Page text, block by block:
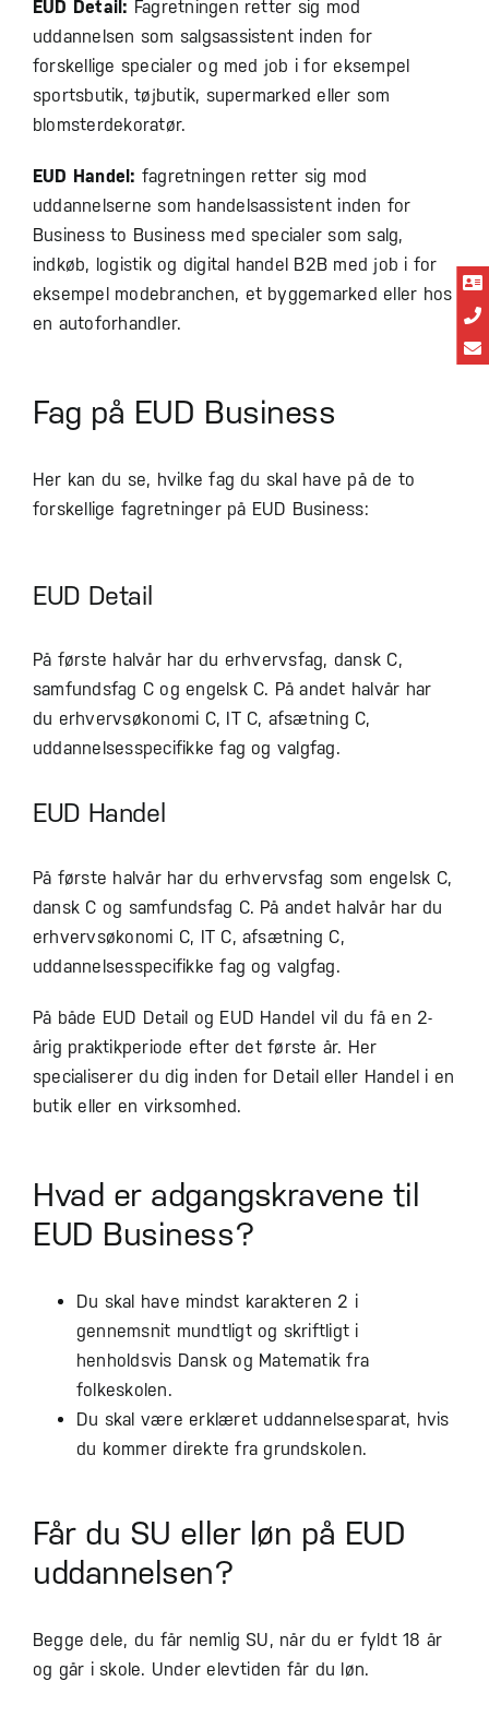
EUD Detail: Fagretningen retter sig mod
uddannelsen som salgsassistent inden for
forskellige specialer og med job i for eksempel
sportsbutik, tøjbutik, supermarked eller som
blomsterdekoratør.
EUD Handel: fagretningen retter sig mod
uddannelserne som handelsassistent inden for
Business to Business med specialer som salg,
indkøb, logistik og digital handel B2B med job i for
eksempel modebranchen, et byggemarked eller hos
en autoforhandler.
Fag på EUD Business
Her kan du se, hvilke fag du skal have på de to
forskellige fagretninger på EUD Business:
EUD Detail
På første halvår har du erhvervsfag, dansk C,
samfundsfag C og engelsk C. På andet halvår har
du erhvervsøkonomi C, IT C, afsætning C,
uddannelsesspecifikke fag og valgfag.
EUD Handel
På første halvår har du erhvervsfag som engelsk C,
dansk C og samfundsfag C. På andet halvår har du
erhvervsøkonomi C, IT C, afsætning C,
uddannelsesspecifikke fag og valgfag.
På både EUD Detail og EUD Handel vil du få en 2-
årig praktikperiode efter det første år. Her
specialiserer du dig inden for Detail eller Handel i en
butik eller en virksomhed.
Hvad er adgangskravene til
EUD Business?
Du skal have mindst karakteren 2 i
gennemsnit mundtligt og skriftligt i
henholdsvis Dansk og Matematik fra
folkeskolen.
Du skal være erklæret uddannelsesparat, hvis
du kommer direkte fra grundskolen.
Får du SU eller løn på EUD
uddannelsen?
Begge dele, du får nemlig SU, når du er fyldt 18 år
og går i skole. Under elevtiden får du løn.